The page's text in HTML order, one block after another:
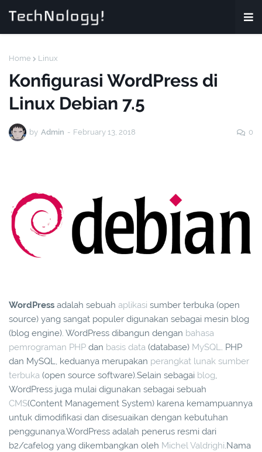
Home Linux
Konfigurasi WordPress di
Linux Debian 7.5
by Admin - February 13, 2018 0
WordPress adalah sebuah aplikasi sumber terbuka (open
source) yang sangat populer digunakan sebagai mesin blog
(blog engine). WordPress dibangun dengan bahasa
pemrograman PHP dan basis data (database) MySQL. PHP
dan MySQL, keduanya merupakan perangkat lunak sumber
terbuka (open source software).Selain sebagai blog,
WordPress juga mulai digunakan sebagai sebuah
CMS(Content Management System) karena kemampuannya
untuk dimodifikasi dan disesuaikan dengan kebutuhan
penggunanya.WordPress adalah penerus resmi dari
b2/cafelog yang dikembangkan oleh Michel Valdrighi.Nama